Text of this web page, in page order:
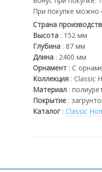
При покупке можно
Страна
Высота: 152 мм
Глубина: 87 мм
Длина: 2400 мм
Орнамент: С
Коллекция: Classic
Материал:
Покрытие:
Каталог: Classic